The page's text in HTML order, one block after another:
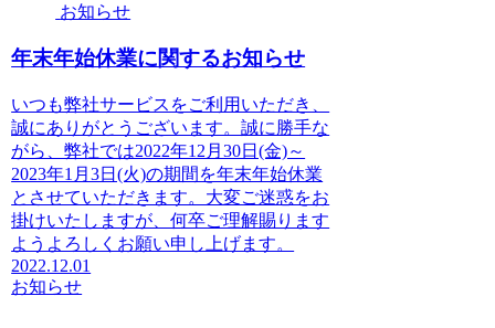
お知らせ
年末年始休業に関するお知らせ
いつも弊社サービスをご利用いただき、
誠にありがとうございます。誠に勝手な
がら、弊社では2022年12月30日(金)～
2023年1月3日(火)の期間を年末年始休業
とさせていただきます。大変ご迷惑をお
掛けいたしますが、何卒ご理解賜ります
ようよろしくお願い申し上げます。
2022.12.01
お知らせ